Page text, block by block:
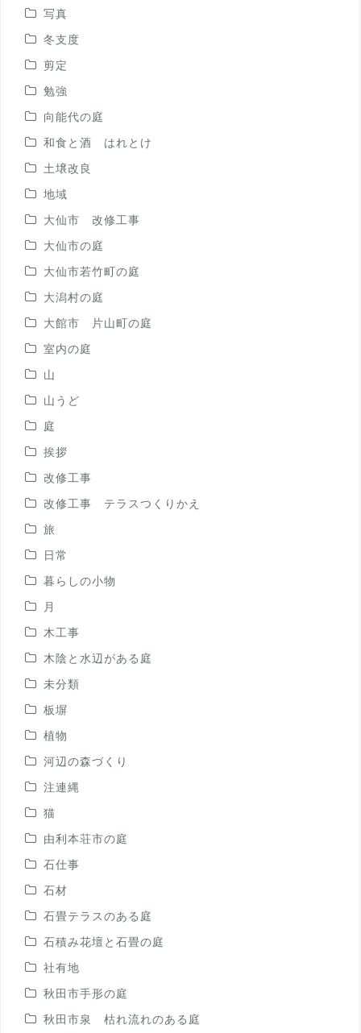
写真
冬支度
剪定
勉強
向能代の庭
和食と酒 はれとけ
土壌改良
地域
大仙市 改修工事
大仙市の庭
大仙市若竹町の庭
大潟村の庭
大館市 片山町の庭
室内の庭
山
山うど
庭
挨拶
改修工事
改修工事 テラスつくりかえ
旅
日常
暮らしの小物
月
木工事
木陰と水辺がある庭
未分類
板塀
植物
河辺の森づくり
注連縄
猫
由利本荘市の庭
石仕事
石材
石畳テラスのある庭
石積み花壇と石畳の庭
社有地
秋田市手形の庭
秋田市泉 枯れ流れのある庭